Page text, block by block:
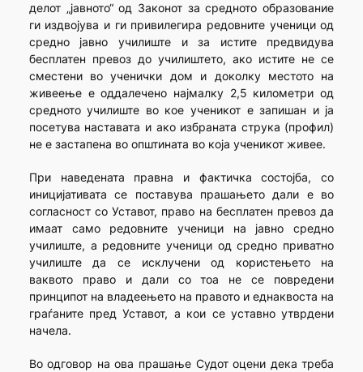
делот „јавното“ од Законот за средното образование
ги издвојува и ги привилегира редовните ученици од
средно јавно училиште и за истите предвидува
бесплатен превоз до училиштето, ако истите не се
сместени во ученички дом и доколку местото на
живеење е оддалечено најмалку 2,5 километри од
средното училиште во кое ученикот е запишан и ја
посетува наставата и ако избраната струка (профил)
не е застапена во општината во која ученикот живее.
При наведената правна и фактичка состојба, со
иницијативата се поставува прашањето дали е во
согласност со Уставот, право на бесплатен превоз да
имаат само редовните ученици на јавно средно
училиште, а редовните ученици од средно приватно
училиште да се исклучени од користењето на
ваквото право и дали со тоа не се повредени
принципот на владеењето на правото и еднаквоста на
граѓаните пред Уставот, а кои се уставно утврдени
начела.
Во одговор на ова прашање Судот оцени дека треба